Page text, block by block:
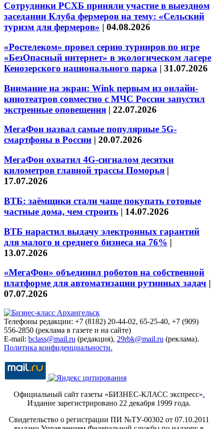
Сотрудники РСХБ приняли участие в выездном
заседании Клуба фермеров на тему: «Сельский
туризм для фермеров» | 04.08.2026
«Ростелеком» провел серию турниров по игре
«БезОпасный интернет» в экологическом лагере
Кенозерского национального парка | 31.07.2026
Внимание на экран: Wink первым из онлайн-
кинотеатров совместно с МЧС России запустил
экстренные оповещения | 22.07.2026
МегаФон назвал самые популярные 5G-
смартфоны в России | 20.07.2026
МегаФон охватил 4G-сигналом десятки
километров главной трассы Поморья |
17.07.2026
ВТБ: заёмщики стали чаще покупать готовые
частные дома, чем строить | 14.07.2026
ВТБ нарастил выдачу электронных гарантий
для малого и среднего бизнеса на 76% |
13.07.2026
«МегаФон» объединил роботов на собственной
платформе для автоматизации рутинных задач |
07.07.2026
Телефоны редакции: +7 (8182) 20-44-02, 65-25-40, +7 (909)
556-2850 (реклама в газете и на сайте)
E-mail: bclass@mail.ru (редакция), 29rbk@mail.ru (реклама).
Политика конфиденциальности.
Официальный сайт газеты «БИЗНЕС-КЛАСС экспресс».
Издание зарегистрировано 22 декабря 1999 года.
Свидетельство о регистрации ПИ №ТУ-00302 от 07.10.2011